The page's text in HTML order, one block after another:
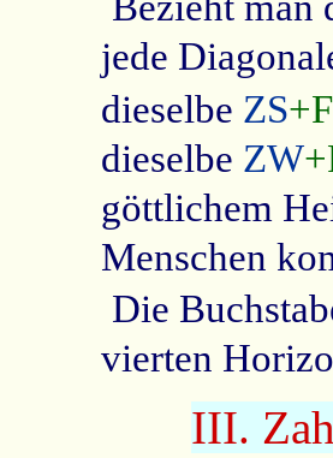
jede
dieselbe ZS
dieselbe ZW
göttlichem
Menschen
Die
vierten
III.